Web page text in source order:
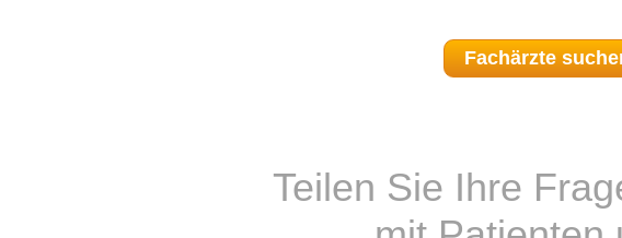
Fachärzte
Teilen Sie Ihre